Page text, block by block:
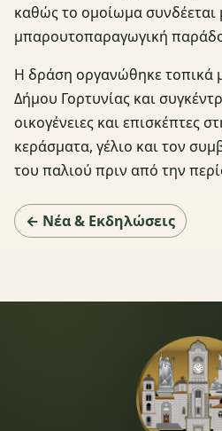
καθώς το ομοίωμα συνδέεται
μπαρουτοπαραγωγική
Η δράση οργανώθηκε τοπικά
Δήμου Γορτυνίας και
οικογένειες και επισκέπτες
κεράσματα, γέλιο και τον
του παλιού πριν από την
← Νέα & Εκδηλώσεις